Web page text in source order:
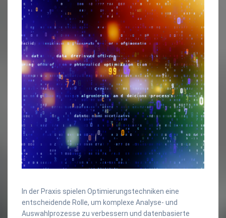
In der Praxis spielen Optimierungstechniken eine
entscheidende Rolle, um komplexe Analyse- und
Auswahlprozesse zu verbessern und datenbasierte